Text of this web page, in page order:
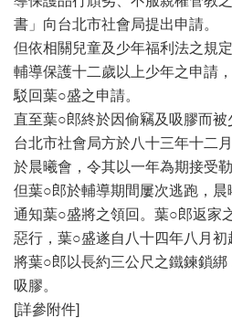
書」向台北市社會局提出申請。
但依相關兒童及少年福利法之規
輔導保護十二歲以上少年之申請
駁回葉○盛之申請。
直至葉○郎終於因偷竊及吸膠而被
台北市社會局方於八十三年十二
於晨曦會，令其以一年為期接受勒
但葉○郎於輔導期間屢次逃跑，晨
通知葉○盛將之領回。葉○郎返家
惡行，葉○盛遂自八十四年八月
將葉○郎以長約三公尺之鐵鍊鎖
吸膠。
[詳參附件]